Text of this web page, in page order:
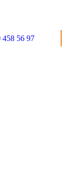
458 56 97